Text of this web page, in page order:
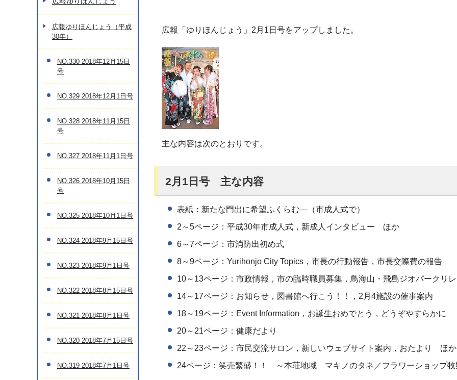
広報「ゆりほんじょう」2月1日号をアップしました。
主な内容は次のとおりです。
2月1日号 主な内容
表紙：新たな門出に希望ふくらむ―（市成人式で）
2～5ページ：平成30年市成人式，新成人インタビュー ほか
6～7ページ：市消防出初め式
8～9ページ：Yurihonjo City Topics，市長の行動報告，市長交際費の報告
10～13ページ：市政情報，市の臨時職員募集，鳥海山・飛島ジオパークリ
14～17ページ：お知らせ，図書館へ行こう！！，2月4施設の催事案内
18～19ページ：Event Information，お誕生おめでとう，どうぞやすらかに
20～21ページ：健康だより
22～23ページ：市民交流サロン，新しいウェブサイト案内，おたより ほか
24ページ：笑売繁盛！！ ～本荘地域 マキノのタネ／フラワーショップ牧
広報ゆりほんじょう（平成
30年）
NO.330 2018年12月15日
号
NO.329 2018年12月1日号
NO.328 2018年11月15日
号
NO.327 2018年11月1日号
NO.326 2018年10月15日
号
NO.325 2018年10月1日号
NO.324 2018年9月15日号
NO.323 2018年9月1日号
NO.322 2018年8月15日号
NO.321 2018年8月1日号
NO.320 2018年7月15日号
NO.319 2018年7月1日号